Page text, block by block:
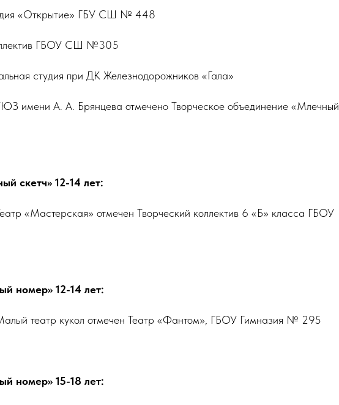
«Открытие» ГБУ СШ № 448
ГБОУ СШ №305
студия при ДК Железнодорожников «Гала»
имени А. А. Брянцева отмечено Творческое объединение «Млечный
скетч» 12-14 лет:
«Мастерская» отмечен Творческий коллектив 6 «Б» класса ГБОУ
номер» 12-14 лет:
театр кукол отмечен Театр «Фантом», ГБОУ Гимназия № 295
номер» 15-18 лет: